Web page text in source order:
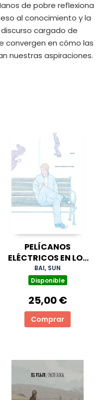
de pobre reflexiona
al conocimiento y la
cargado de
convergen en cómo las
nuestras aspiraciones.
PELÍCANOS
ELÉCTRICOS EN LOS
LAGOS
BAI, SUN
Disponible
25,00 €
Comprar